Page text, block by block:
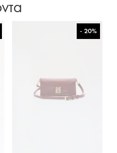
- 20%